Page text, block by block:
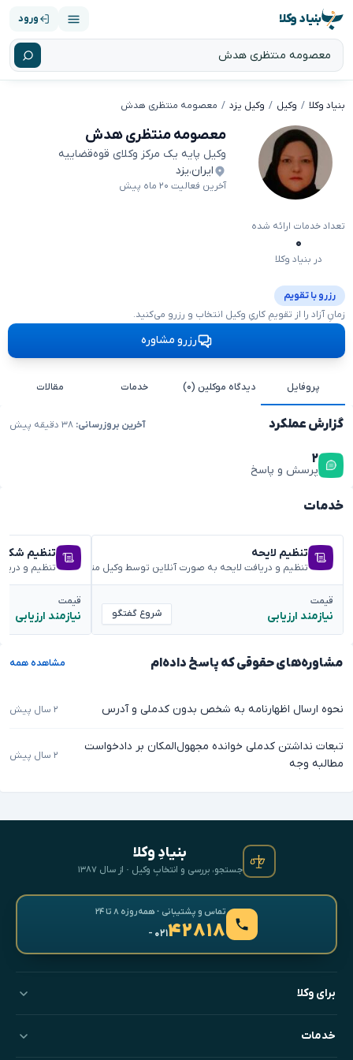
بنیاد وکلا ورود
بنیاد وکلا وکیل وکیل یزد معصومه منتظری هدش
معصومه منتظری هدش
وکیل پایه یک مرکز وکلای قوه‌قضاییه
ایران،یزد
آخرین فعالیت ۲۰ ماه پیش
تعداد خدمات ارائه شده
۰
در بنیاد وکلا
رزرو با تقویم
زمانِ آزاد را از تقویمِ کاریِ وکیل انتخاب و رزرو می‌کنید.
رزرو مشاوره
پروفایل دیدگاه موکلین (۰) خدمات مقالات
گزارش عملکرد آخرین بروزرسانی:
۲
پرسش و پاسخ
خدمات
تنظیم لایحه
تنظیم و دریافت لایحه به صورت آنلاین توسط وکیل متخصص
قیمت
نیازمند ارزیابی شروع گفتگو
تنظیم
تنظیم و
قیمت
نیازمند ارزیابی
مشاوره‌های حقوقی که پاسخ داده‌ام مشاهده همه
نحوه ارسال اظهارنامه به شخص بدون کدملی و آدرس ۲ سال پیش
تبعات نداشتن کدملی خوانده مجهول‌المکان بر دادخواست
مطالبه وجه
۲ سال پیش
بنیادِ وکلا
جستجو، بررسی و انتخابِ وکیل · از سال ۱۳۸۷
تماس و پشتیبانی · همه‌روزه ۸ تا ۲۴
۴۲۸۱۸- ۰۲۱
برای وکلا
خدمات